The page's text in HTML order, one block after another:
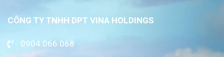
CÔNG TY TNHH DPT VINA HOLDINGS
0904.066.068